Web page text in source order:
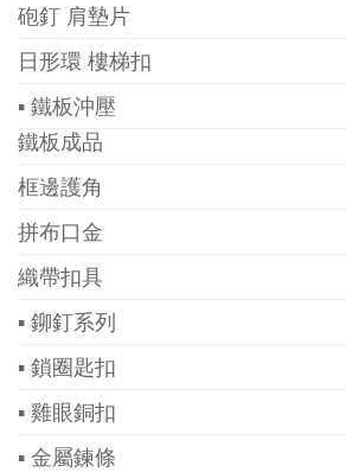
砲釘 肩墊片
日形環 樓梯扣
▪ 鐵板沖壓
鐵板成品
框邊護角
拼布口金
織帶扣具
▪ 鉚釘系列
▪ 鎖圈匙扣
▪ 雞眼銅扣
▪ 金屬鍊條